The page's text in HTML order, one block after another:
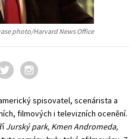
photo/Harvard News Office
spisovatel, scenárista a
filmových i televizních ocenění.
Jurský park, Kmen Andromeda,